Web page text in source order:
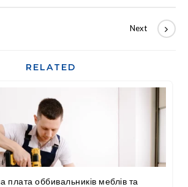
RELATED
плата оббивальників меблів та